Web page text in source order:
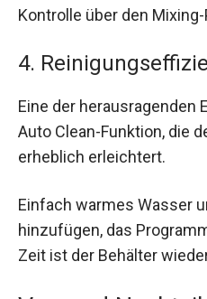
Kontrolle über den
4.
Eine der herausragenden
Auto Clean-Funktion, die
erheblich erleichtert.
Einfach warmes Wasser
hinzufügen, das
Zeit ist der Behälter